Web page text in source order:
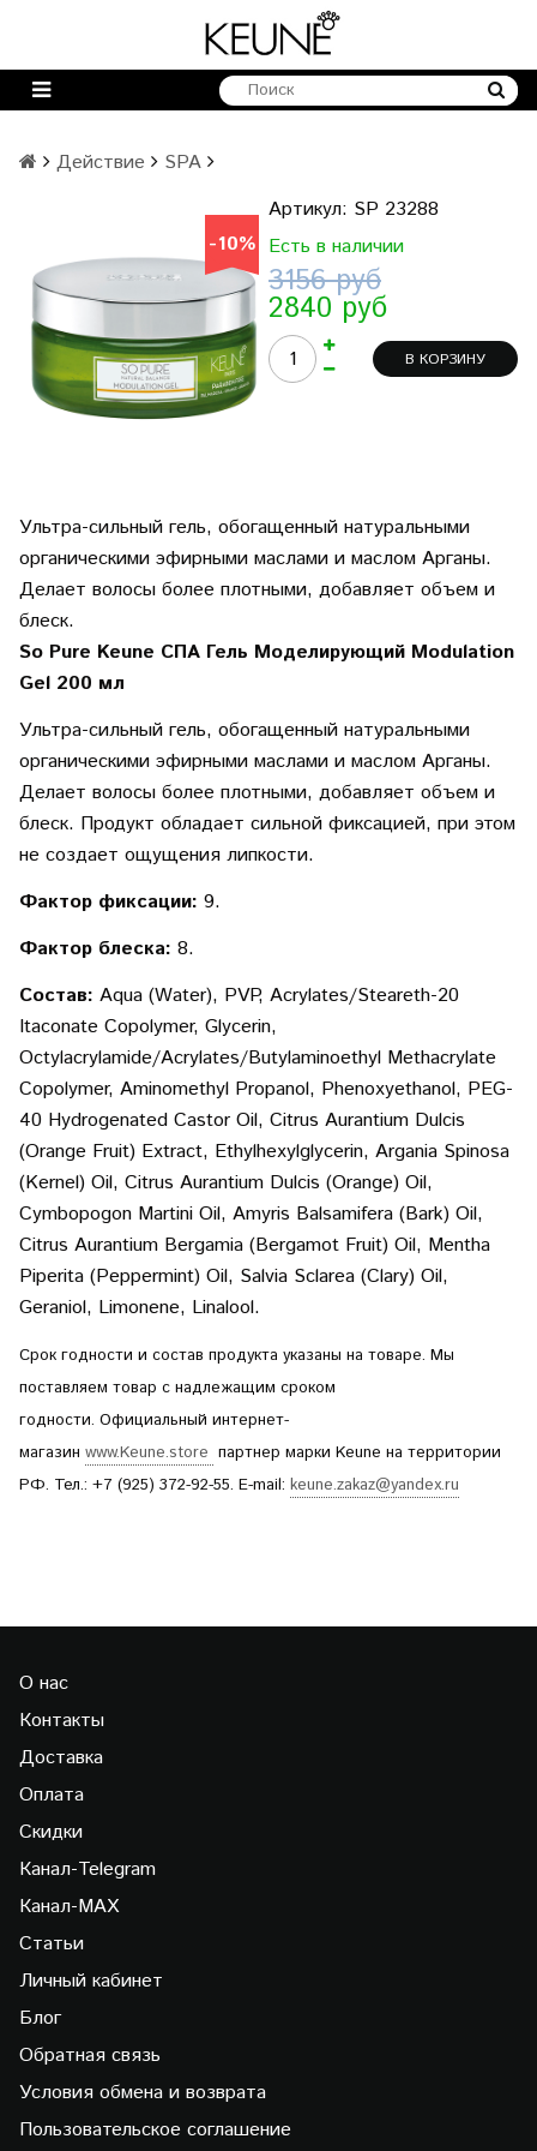
Действие SPA
-10%
Артикул: SP 23288
Есть в наличии
3156 руб
2840 руб
В КОРЗИНУ
Ультра-сильный гель, обогащенный натуральными
органическими эфирными маслами и маслом Арганы.
Делает волосы более плотными, добавляет объем и
блеск.
So Pure Keune СПА Гель Моделирующий Modulation
Gel 200 мл
Ультра-сильный гель, обогащенный натуральными
органическими эфирными маслами и маслом Арганы.
Делает волосы более плотными, добавляет объем и
блеск. Продукт обладает сильной фиксацией, при этом
не создает ощущения липкости.
Фактор фиксации: 9.
Фактор блеска: 8.
Состав: Aqua (Water), PVP, Acrylates/Steareth-20
Itaconate Copolymer, Glycerin,
Octylacrylamide/Acrylates/Butylaminoethyl Methacrylate
Copolymer, Aminomethyl Propanol, Phenoxyethanol, PEG-
40 Hydrogenated Castor Oil, Citrus Aurantium Dulcis
(Orange Fruit) Extract, Ethylhexylglycerin, Argania Spinosa
(Kernel) Oil, Citrus Aurantium Dulcis (Orange) Oil,
Cymbopogon Martini Oil, Amyris Balsamifera (Bark) Oil,
Citrus Aurantium Bergamia (Bergamot Fruit) Oil, Mentha
Piperita (Peppermint) Oil, Salvia Sclarea (Clary) Oil,
Geraniol, Limonene, Linalool.
Срок годности и состав продукта указаны на товаре. Мы
поставляем товар с надлежащим сроком
годности. Официальный интернет-
магазин www.Keune.store партнер марки Keune на территории
РФ. Тел.: +7 (925) 372-92-55. E-mail: keune.zakaz@yandex.ru
О нас
Контакты
Доставка
Оплата
Скидки
Канал-Telegram
Канал-МAX
Статьи
Личный кабинет
Блог
Обратная связь
Условия обмена и возврата
Пользовательское соглашение